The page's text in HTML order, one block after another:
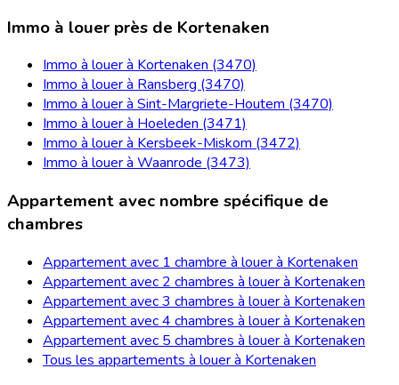
Immo à louer près de Kortenaken
Immo à louer à Kortenaken (3470)
Immo à louer à Ransberg (3470)
Immo à louer à Sint-Margriete-Houtem (3470)
Immo à louer à Hoeleden (3471)
Immo à louer à Kersbeek-Miskom (3472)
Immo à louer à Waanrode (3473)
Appartement avec nombre spécifique de
chambres
Appartement avec 1 chambre à louer à Kortenaken
Appartement avec 2 chambres à louer à Kortenaken
Appartement avec 3 chambres à louer à Kortenaken
Appartement avec 4 chambres à louer à Kortenaken
Appartement avec 5 chambres à louer à Kortenaken
Tous les appartements à louer à Kortenaken